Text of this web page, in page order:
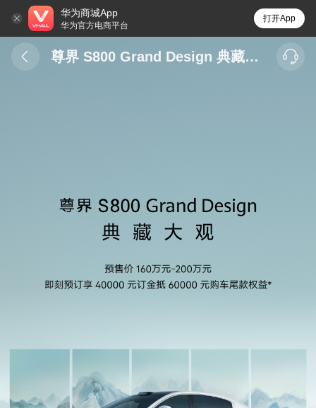
华为商城App
华为官方电商平台
打开App
尊界 S800 Grand Design 典藏大观